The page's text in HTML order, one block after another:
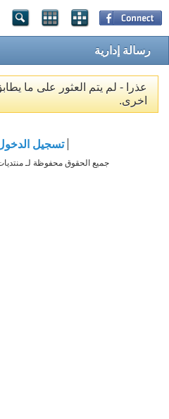
رسالة إدارية
عذرا - لم يتم العثور على ما
اخرى.
تسجيل
جميع الحقوق محفوظة لـ منتديات